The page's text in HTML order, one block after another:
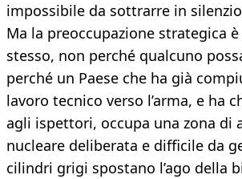
impossibile da sottrarre in
Ma la preoccupazione strategica
stesso, non perché qualcuno
perché un Paese che ha già
lavoro tecnico verso l’arma, e ha
agli ispettori, occupa una zona di
nucleare deliberata e difficile da
cilindri grigi spostano l’ago della